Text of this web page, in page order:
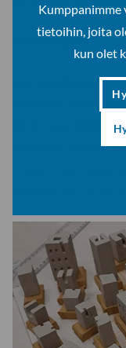
Kumppanimme
tietoihin, joita
kun olet
Galleria Lyhty
Laura Hotakainen:
Toisaalla / Elsewhere
Avajaiset
F-talo, 1. krs, Lapin